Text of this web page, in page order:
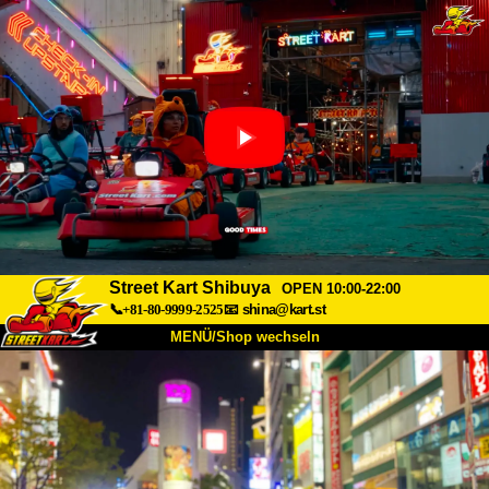
Street Kart Shibuya
OPEN 10:00-22:00
📞+81-80-9999-2525📧 shina@kart.st
MENÜ/Shop wechseln
START
Über uns Spezifikationen Preise
Anfahrt Bewertungen FAQ